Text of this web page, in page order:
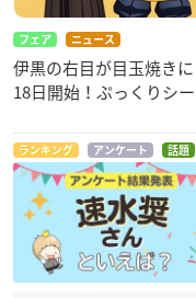
▼ご予約・ご購入はこ
アニメイト／あみあみ
義勇をイメージしたデ
切り返しデザインに。
胸元には羽織の柄をベ
ます。
フェア ニュース
伊黒の右目が目玉焼き
18日開始！ぷっくりシ
ランキング アンケート 話題